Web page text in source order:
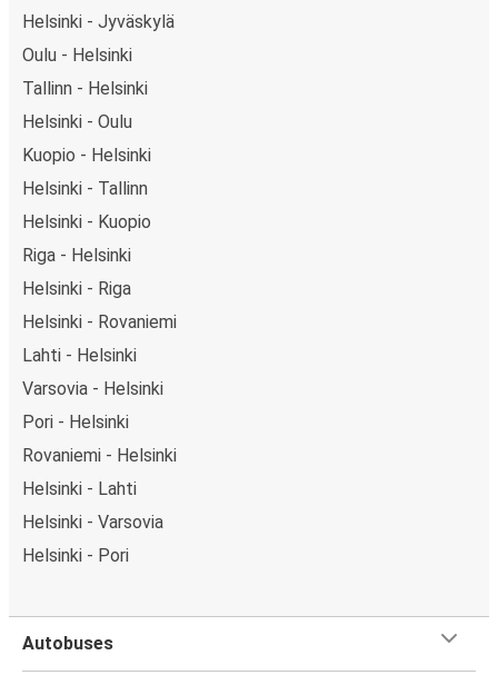
Helsinki - Jyväskylä
Oulu - Helsinki
Tallinn - Helsinki
Helsinki - Oulu
Kuopio - Helsinki
Helsinki - Tallinn
Helsinki - Kuopio
Riga - Helsinki
Helsinki - Riga
Helsinki - Rovaniemi
Lahti - Helsinki
Varsovia - Helsinki
Pori - Helsinki
Rovaniemi - Helsinki
Helsinki - Lahti
Helsinki - Varsovia
Helsinki - Pori
Autobuses